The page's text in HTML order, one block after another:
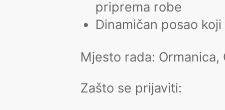
priprema robe
Dinamičan posao
Mjesto rada: Ormanica,
Zašto se prijaviti: